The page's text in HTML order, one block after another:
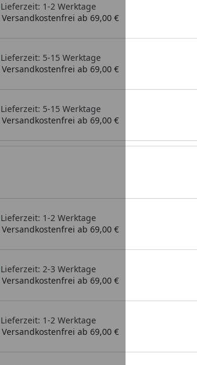
Lieferzeit: 1-2 Werktage
Versandkostenfrei ab 69,00 €
Lieferzeit: 5-15 Werktage
Versandkostenfrei ab 69,00 €
Lieferzeit: 5-15 Werktage
Versandkostenfrei ab 69,00 €
Lieferzeit: 1-2 Werktage
Versandkostenfrei ab 69,00 €
Lieferzeit: 2-3 Werktage
Versandkostenfrei ab 69,00 €
Lieferzeit: 1-2 Werktage
Versandkostenfrei ab 69,00 €